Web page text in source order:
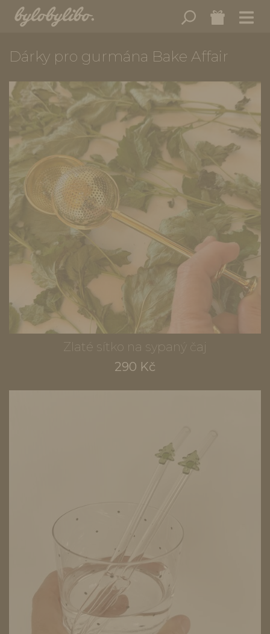
Dárky pro gurmána Bake Affair
Zlaté sítko na sypaný čaj
290 Kč